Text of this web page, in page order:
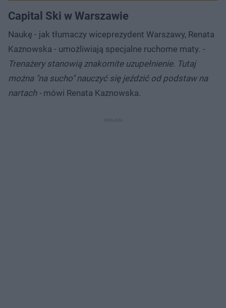
Capital Ski w Warszawie
Naukę - jak tłumaczy wiceprezydent Warszawy, Renata
Kaznowska - umożliwiają specjalne ruchome maty. -
Trenażery stanowią znakomite uzupełnienie. Tutaj
można "na sucho" nauczyć się jeździć od podstaw na
nartach - mówi Renata Kaznowska.